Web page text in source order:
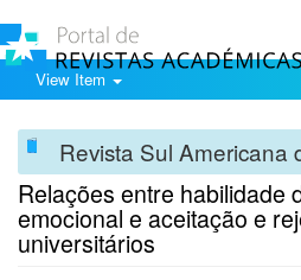
View Item
Revista Sul Americana
Relações entre habilidade
emocional e aceitação e
universitários